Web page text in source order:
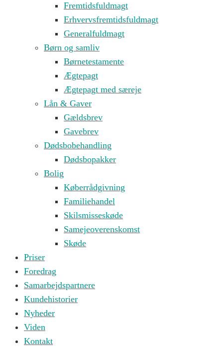
Fremtidsfuldmagt
Erhvervsfremtidsfuldmagt
Generalfuldmagt
Børn og samliv
Børnetestamente
Ægtepagt
Ægtepagt med særeje
Lån & Gaver
Gældsbrev
Gavebrev
Dødsbobehandling
Dødsbopakker
Bolig
Køberrådgivning
Familiehandel
Skilsmisseskøde
Samejeoverenskomst
Skøde
Priser
Foredrag
Samarbejdspartnere
Kundehistorier
Nyheder
Viden
Kontakt